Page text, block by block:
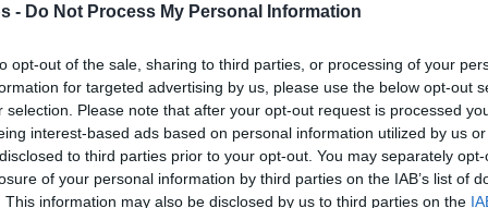
- Do Not Process My Personal Information
opt-out of the sale, sharing to third parties, or processing of your
for targeted advertising by us, please use the below opt-out
selection. Please note that after your opt-out request is processed
interest-based ads based on personal information utilized by us
to third parties prior to your opt-out. You may separately
of your personal information by third parties on the IAB’s list of
This information may also be disclosed by us to third parties on the
τον Αμερικανό – κάτοχο κι αζερικού
αναλόγως και με επιτυχία.
παίκτη, οι διαπραγματεύσεις των δύο
πώλησης αρκετά πιο χαμηλά από την
€600.000 , ενώ ο ίδιος θα έχει λαμβάνειν